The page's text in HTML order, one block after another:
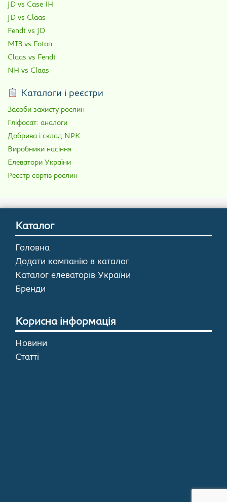
JD vs Case IH
JD vs Claas
Fendt vs JD
МТЗ vs Foton
Claas vs Fendt
NH vs Claas
Каталоги і реєстри
Засоби захисту рослин
Гліфосат: аналоги
Добрива і склад NPK
Виробники насіння
Елеватори України
Реєстр сортів рослин
Каталог
Головна
Додати компанію в каталог
Каталог елеваторів України
Бренди
Корисна інформація
Новини
Статті